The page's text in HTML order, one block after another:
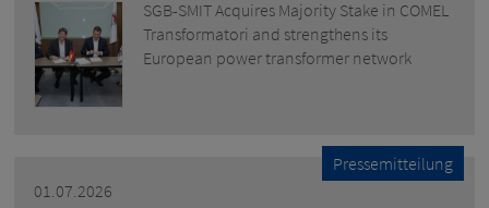
SGB-SMIT Acquires Majority Stake in COMEL
Transformatori and strengthens its
European power transformer network
01.07.2026
Pressemitteilung